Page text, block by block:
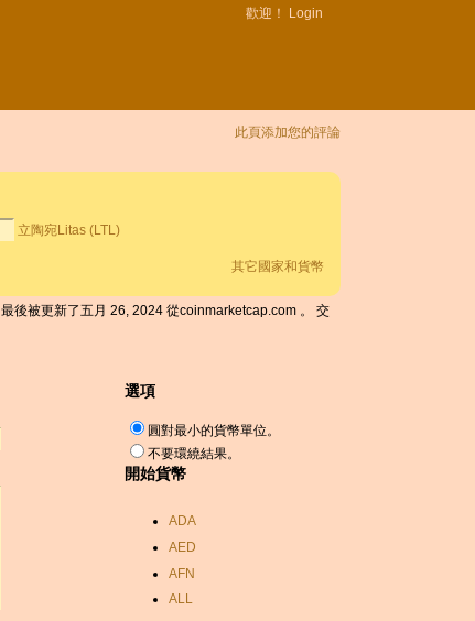
歡迎！ Login
此頁添加您的評論
立陶宛Litas (LTL)
其它國家和貨幣
後被更新了五月 26, 2024 從coinmarketcap.com 。 交
選項
圓對最小的貨幣單位。
不要環繞結果。
開始貨幣
ADA
AED
AFN
ALL